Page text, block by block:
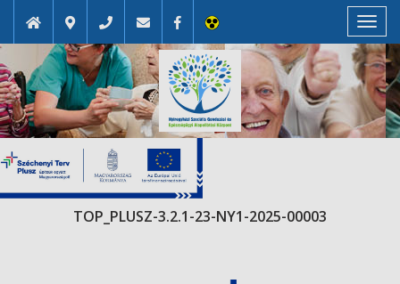
TOP_PLUSZ-3.2.1-23-NY1-2025-00003